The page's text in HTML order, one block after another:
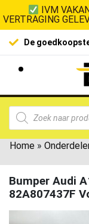
IVM
VERTRAGING
De
Home »
Bumper Audi
82A807437F